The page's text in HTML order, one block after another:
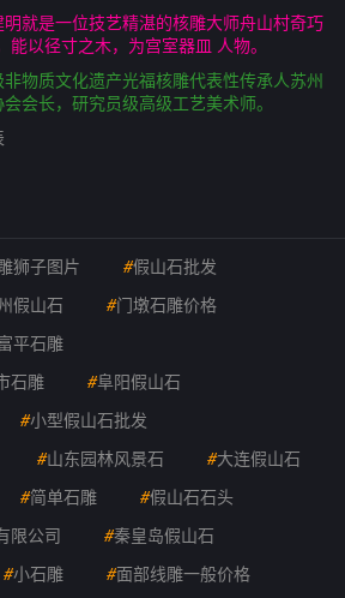
就是一位技艺精湛的核雕大师舟山村奇巧
能以径寸之木，为宫室器皿 人物。
物质文化遗产光福核雕代表性传承人苏州
会长，研究员级高级工艺美术师。
狮子图片 #假山石批发
假山石 #门墩石雕价格
平石雕
石雕 #阜阳假山石
#小型假山石批发
#山东园林风景石 #大连假山石
#简单石雕 #假山石石头
限公司 #秦皇岛假山石
#小石雕 #面部线雕一般价格